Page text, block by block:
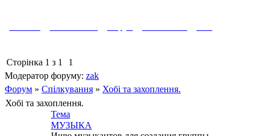
Сторінка 1 з 1
1
Модератор форуму: zak
Форум » Спілкування » Хобі та захоплення.
Хобі та захоплення.
Тема
МУЗЫКА